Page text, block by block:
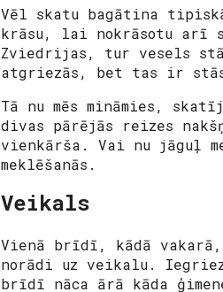
Vēl skatu bagātina
krāsu, lai nokrāsotu arī
Zviedrijas, tur vesels
atgriezās, bet tas ir
Tā nu mēs mināmies,
divas pārējās reizes
vienkārša. Vai nu jāguļ
meklēšanās.
Veikals
Vienā brīdī, kādā vakarā,
norādi uz veikalu.
brīdī nāca ārā kāda